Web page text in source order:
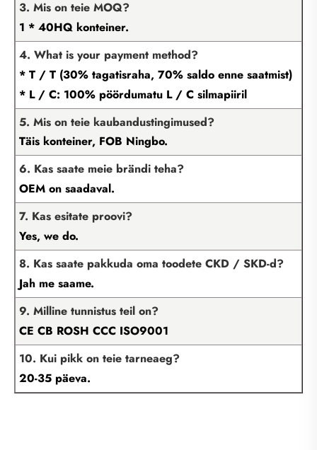
3. Mis on teie MOQ?
1 * 40HQ konteiner.
4. What is your payment method?
* T / T (30% tagatisraha, 70% saldo enne saatmist)
* L / C: 100% pöördumatu L / C silmapiiril
5. Mis on teie kaubandustingimused?
Täis konteiner, FOB Ningbo.
6. Kas saate meie brändi teha?
OEM on saadaval.
7. Kas esitate proovi?
Yes, we do.
8. Kas saate pakkuda oma toodete CKD / SKD-d?
Jah me saame.
9. Milline tunnistus teil on?
CE CB ROSH CCC ISO9001
10. Kui pikk on teie tarneaeg?
20-35 päeva.